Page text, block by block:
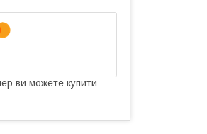
ви можете купити